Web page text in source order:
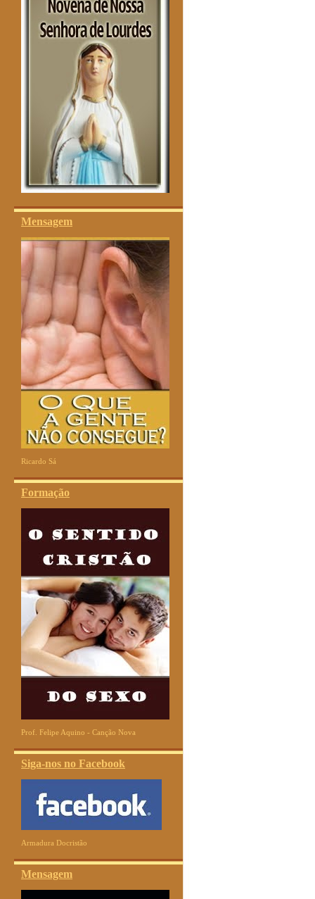
Mensagem
Ricardo Sá
Formação
Prof. Felipe Aquino - Canção Nova
Siga-nos no Facebook
Armadura Docristão
Mensagem